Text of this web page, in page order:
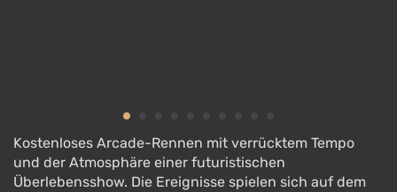
Kostenloses Arcade-Rennen mit verrücktem Tempo
und der Atmosphäre einer futuristischen
Überlebensshow. Die Ereignisse spielen sich auf dem